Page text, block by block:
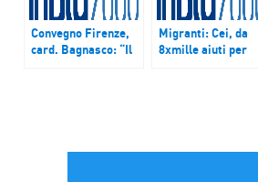
Convegno Firenze,
card. Bagnasco: “Il
Migranti: Cei, da
8xmille aiuti per